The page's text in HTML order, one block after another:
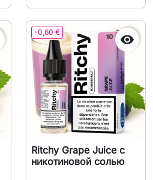
-0,60 € 
Ritchy Grape Juice с
никотиновой солью